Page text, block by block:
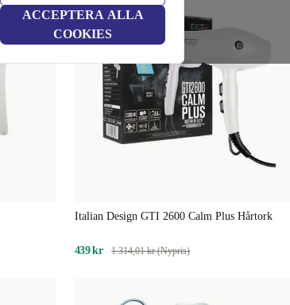
ACCEPTERA ALLA
COOKIES
Italian Design GTI 2600 Calm Plus Hårtork
439 kr 1 314,01 kr (Nypris)